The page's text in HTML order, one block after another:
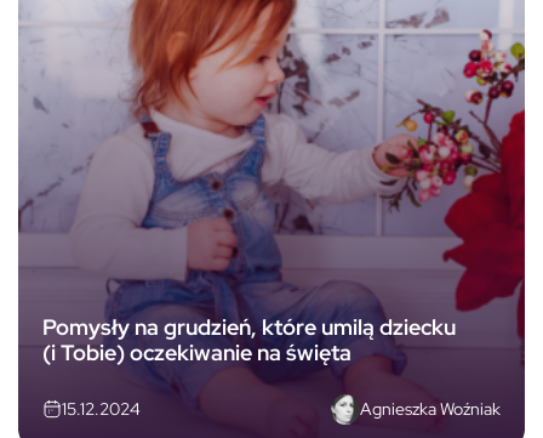
Pomysły na grudzień, które umilą dziecku
(i Tobie) oczekiwanie na święta
15.12.2024 Agnieszka Woźniak